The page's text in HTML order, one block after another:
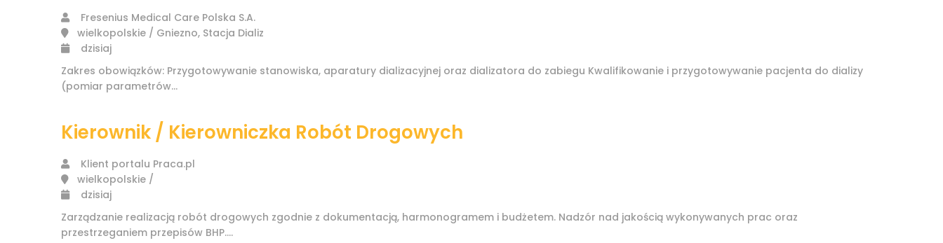
Fresenius Medical Care Polska S.A.
wielkopolskie / Gniezno, Stacja Dializ
dzisiaj
Zakres obowiązków: Przygotowywanie stanowiska, aparatury dializacyjnej oraz dializatora do zabiegu Kwalifikowanie i przygotowywanie pacjenta do dializy
(pomiar parametrów...
Kierownik / Kierowniczka Robót Drogowych
Klient portalu Praca.pl
wielkopolskie /
dzisiaj
Zarządzanie realizacją robót drogowych zgodnie z dokumentacją, harmonogramem i budżetem. Nadzór nad jakością wykonywanych prac oraz
przestrzeganiem przepisów BHP....